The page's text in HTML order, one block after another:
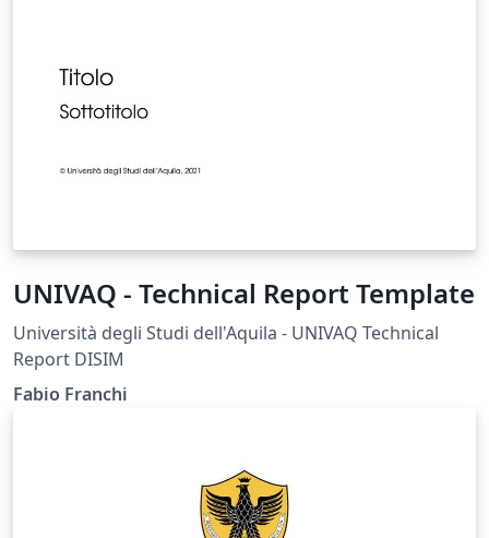
UNIVAQ - Technical Report Template
Università degli Studi dell'Aquila - UNIVAQ Technical
Report DISIM
Fabio Franchi